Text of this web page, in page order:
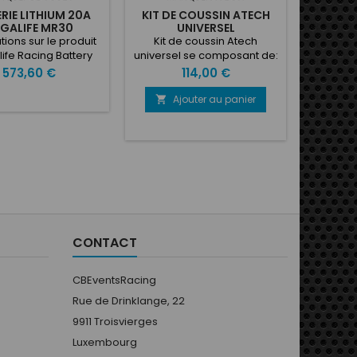
LITHIUM 20A
MR30
sur le produit
Racing Battery
au lithium
testées pour le
Prix
573,60 €
KIT DE COUSSIN ATECH
UNIVERSEL
Kit de coussin Atech
universel se composant de:
1x Coussin de dos 1x Coussin
de postérieur 2x Coussins
latéral jambes 2x Coussins
latéral côtes
Prix
114,00 €
 Ajouter au panier
Lampe
tactile
Prix
CONTACT
CBEventsRacing
Rue de Drinklange, 22
9911 Troisvierges
Luxembourg